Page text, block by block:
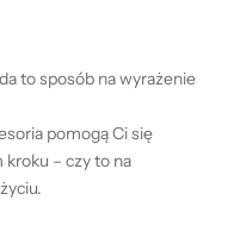
to sposób na wyrażenie
pomogą Ci się
– czy to na